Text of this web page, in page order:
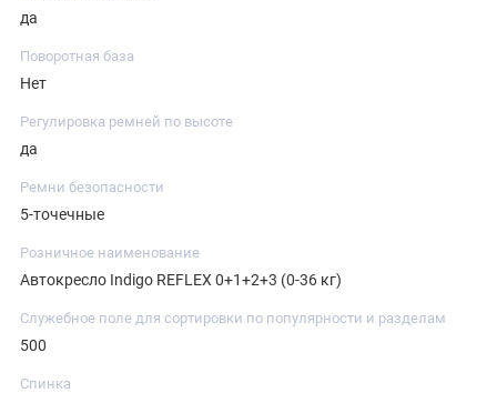
да
Поворотная база
Нет
Регулировка ремней по высоте
да
Ремни безопасности
5-точечные
Розничное наименование
Автокресло Indigo REFLEX 0+1+2+3 (0-36 кг)
Служебное поле для сортировки по популярности и разделам
500
Спинка